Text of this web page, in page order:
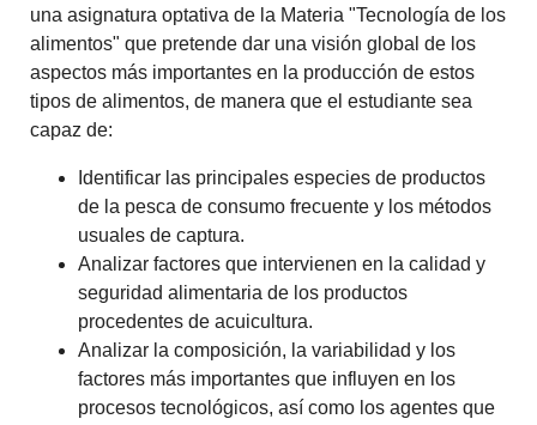
una asignatura optativa de la Materia "Tecnología de los
alimentos" que pretende dar una visión global de los
aspectos más importantes en la producción de estos
tipos de alimentos, de manera que el estudiante sea
capaz de:
Identificar las principales especies de productos
de la pesca de consumo frecuente y los métodos
usuales de captura.
Analizar factores que intervienen en la calidad y
seguridad alimentaria de los productos
procedentes de acuicultura.
Analizar la composición, la variabilidad y los
factores más importantes que influyen en los
procesos tecnológicos, así como los agentes que